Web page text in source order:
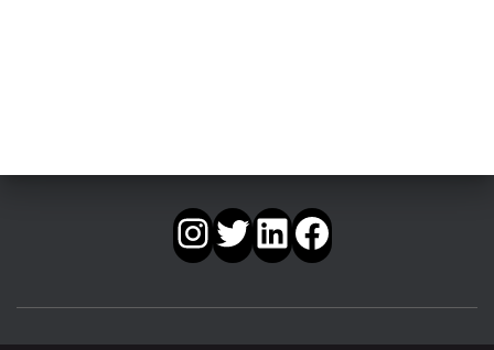
INSTAGRAMTWITTER LINKEDIN FACEBOOK